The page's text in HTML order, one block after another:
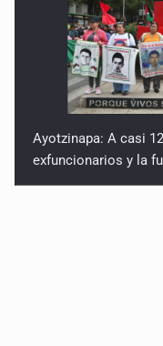
Ayotzinapa: A casi
exfuncionarios y la